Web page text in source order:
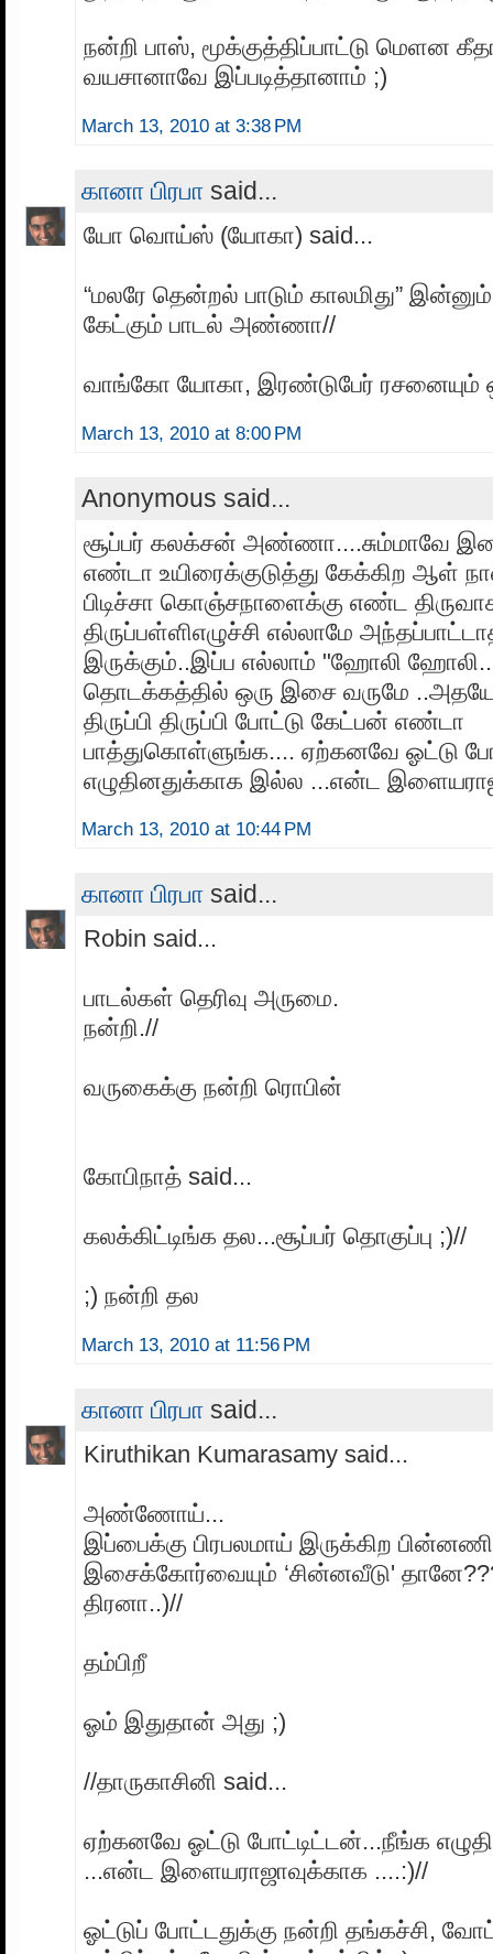
நன்றி பாஸ், மூக்குத்திப்பாட்டு மெளன
வயசானாவே இப்படித்தானாம் ;)
March 13, 2010 at 3:38 PM
கானா பிரபா said...
யோ வொய்ஸ் (யோகா) said...
“மலரே தென்றல் பாடும் காலமிது”
கேட்கும் பாடல் அண்ணா//
வாங்கோ யோகா, இரண்டுபேர் ரசனையும்
March 13, 2010 at 8:00 PM
Anonymous said...
சூப்பர் கலக்சன் அண்ணா....சும்மாவே
எண்டா உயிரைக்குடுத்து கேக்கிற ஆள்
பிடிச்சா கொஞ்சநாளைக்கு எண்ட
திருப்பள்ளிஎழுச்சி எல்லாமே
இருக்கும்..இப்ப எல்லாம் "ஹோலி
தொடக்கத்தில் ஒரு இசை வருமே ..அதயே
திருப்பி திருப்பி போட்டு கேட்பன் எண்டா
பாத்துகொள்ளுங்க.... ஏற்கனவே ஓட்டு
எழுதினதுக்காக இல்ல ...என்ட
March 13, 2010 at 10:44 PM
கானா பிரபா said...
Robin said...
பாடல்கள் தெரிவு அருமை.
நன்றி.//
வருகைக்கு நன்றி ரொபின்
கோபிநாத் said...
கலக்கிட்டிங்க தல...சூப்பர் தொகுப்பு ;)//
;) நன்றி தல
March 13, 2010 at 11:56 PM
கானா பிரபா said...
Kiruthikan Kumarasamy said...
அண்ணோய்...
இப்பைக்கு பிரபலமாய் இருக்கிற பின்னணி
இசைக்கோர்வையும் ‘சின்னவீடு'
திரனா..)//
தம்பிறீ
ஓம் இதுதான் அது ;)
//தாருகாசினி said...
ஏற்கனவே ஓட்டு போட்டிட்டன்...நீங்க
...என்ட இளையராஜாவுக்காக ....:)//
ஓட்டுப் போட்டதுக்கு நன்றி தங்கச்சி,